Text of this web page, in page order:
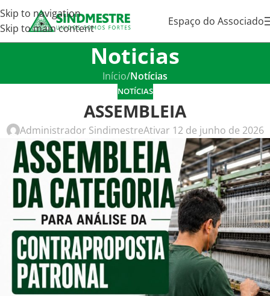
Skip to navigation
Skip to main content
Espaço do Associado
Noticias
Início/Notícias
NOTÍCIAS
ASSEMBLEIA
Administrador SindimestreAtivar 12 de junho de 2026